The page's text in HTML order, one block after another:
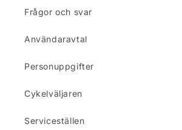
Frågor och svar
Användaravtal
Personuppgifter
Cykelväljaren
Serviceställen